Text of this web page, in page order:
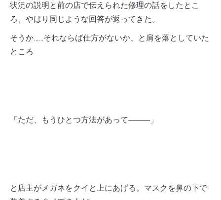
状況の説明と前の店で伝えられた修理の話をしたとこ
ろ、やはり同じような回答が返ってきた。
そうか……それならば仕方がないか、と肩を落としていた
ところ
「ただ、もうひとつ方法があって────」
と店主がメガネをクイと上にあげる。マスクを鼻の下で